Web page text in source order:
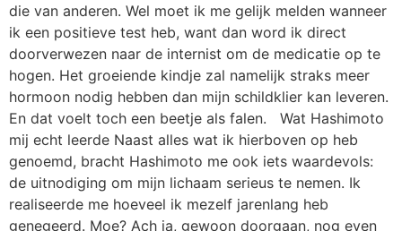
die van anderen. Wel moet ik me gelijk melden wanneer
ik een positieve test heb, want dan word ik direct
doorverwezen naar de internist om de medicatie op te
hogen. Het groeiende kindje zal namelijk straks meer
hormoon nodig hebben dan mijn schildklier kan leveren.
En dat voelt toch een beetje als falen. Wat Hashimoto
mij echt leerde Naast alles wat ik hierboven op heb
genoemd, bracht Hashimoto me ook iets waardevols:
de uitnodiging om mijn lichaam serieus te nemen. Ik
realiseerde me hoeveel ik mezelf jarenlang heb
genegeerd. Moe? Ach ja, gewoon doorgaan, nog even